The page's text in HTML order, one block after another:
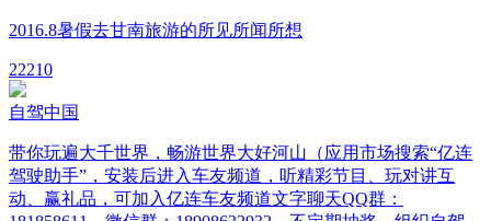
2016.8暑假去甘南旅游的所见所闻所想
22210
自驾中国
带你玩遍大千世界，畅游世界大好河山（应用市场搜索“亿连
驾驶助手”，安装后进入车友频道，听精彩节目、玩对讲互
动、赢礼品，可加入亿连车友频道文字聊天QQ群：